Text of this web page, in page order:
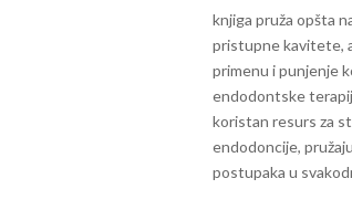
knjiga pruža opšta
pristupne kavitete,
primenu i punjenje
endodontske
koristan resurs za
endodoncije,
postupaka u